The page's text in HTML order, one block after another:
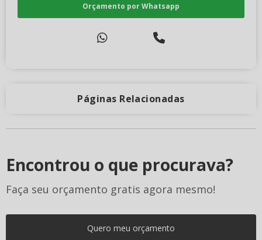
Orçamento por Whatsapp
Páginas Relacionadas
Encontrou o que procurava?
Faça seu orçamento gratis agora mesmo!
Quero meu orçamento